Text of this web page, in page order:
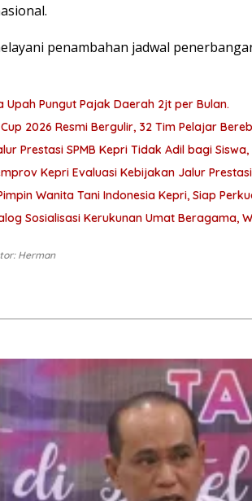
penambahan jadwal
Upah Pungut Pajak Daerah 2jt per Bulan.
2026 Resmi Bergulir, 32 Tim Pelajar
Prestasi SPMB Kepri Tidak Adil bagi
Kepri Evaluasi Kebijakan Jalur Prestasi
Wanita Tani Indonesia Kepri, Siap
Sosialisasi Kerukunan Umat Beragama,
Herman